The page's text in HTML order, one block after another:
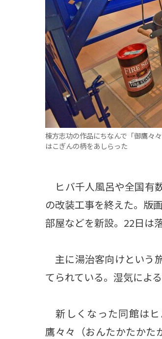
棟方志功の作品にちなんで「御鷹々
はこぎんの柄をあしらった
ヒバ千人風呂や全国有
の改装工事を終えた。版
部屋などを新設。22日は
主に湯治客向けという
てられている。湿気によ
新しくなった同館は
鷹々々（おんたかたかた
まつり・イベント
おみやげ・特産
アウトドア・レジャー
ご当地グルメ